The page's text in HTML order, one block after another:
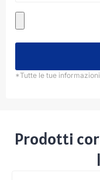
*Tutte le tue
Prodotti